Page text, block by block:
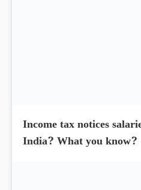
Income tax notices
India? What you know?